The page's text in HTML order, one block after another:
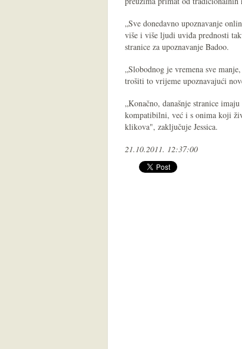
„Sve donedavno upoznavanje
više i više ljudi uviđa prednosti
stranice za upoznavanje Badoo.
„Slobodnog je vremena sve
trošiti to vrijeme upoznavajući
„Konačno, današnje stranice
kompatibilni, već i s onima koji
klikova", zaključuje Jessica.
21.10.2011. 12:37:00